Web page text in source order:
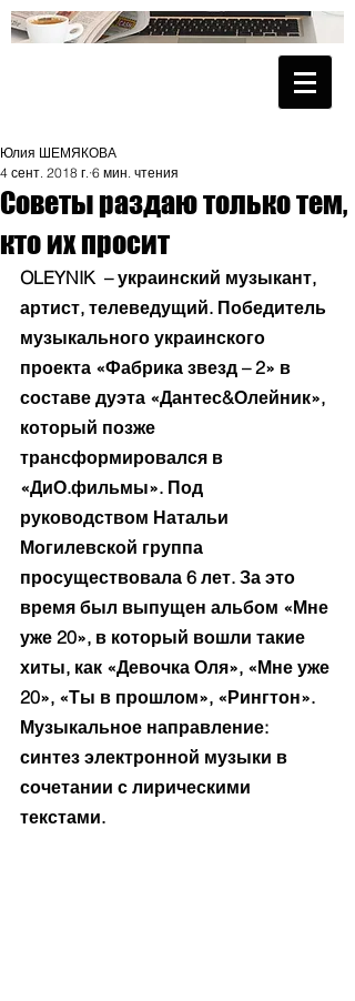
Советы раздаю только тем,
кто их просит
Юлия ШЕМЯКОВА
4 сент. 2018 г. 6 мин. чтения
OLEYNIK  – украинский музыкант,
артист, телеведущий. Победитель
музыкального украинского
проекта «Фабрика звезд – 2» в
составе дуэта «Дантес&Олейник»,
который позже
трансформировался в
«ДиО.фильмы». Под
руководством Натальи
Могилевской группа
просуществовала 6 лет. За это
время был выпущен альбом «Мне
уже 20», в который вошли такие
хиты, как «Девочка Оля», «Мне уже
20», «Ты в прошлом», «Рингтон».
Музыкальное направление:
синтез электронной музыки в
сочетании с лирическими
текстами.